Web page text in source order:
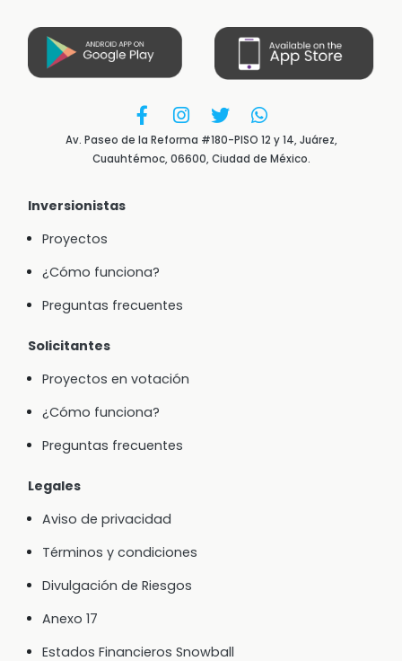
Av. Paseo de la Reforma #180-PISO 12 y 14, Juárez,
Cuauhtémoc, 06600, Ciudad de México.
Inversionistas
Proyectos
¿Cómo funciona?
Preguntas frecuentes
Solicitantes
Proyectos en votación
¿Cómo funciona?
Preguntas frecuentes
Legales
Aviso de privacidad
Términos y condiciones
Divulgación de Riesgos
Anexo 17
Estados Financieros Snowball